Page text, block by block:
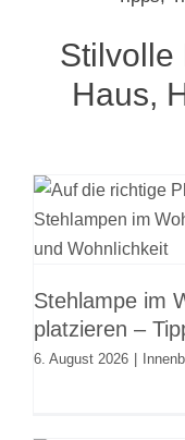
Stilvolle
Haus,
Stehlampe im
platzieren –
6. August 2026